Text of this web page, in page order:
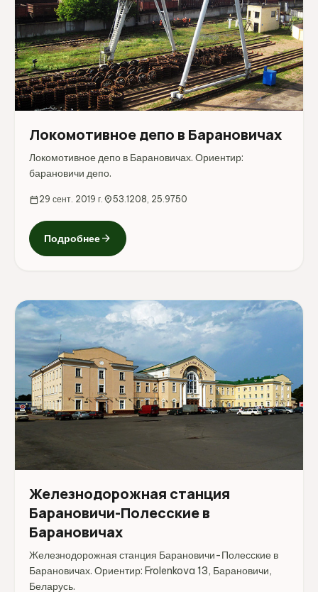
Локомотивное депо в Барановичах
Локомотивное депо в Барановичах. Ориентир:
барановичи депо.
calendar_today 29 сент. 2019 г. location_on53.1208, 25.9750
Подробнееarrow_forward
Железнодорожная станция
Барановичи-Полесские в
Барановичах
Железнодорожная станция Барановичи-Полесские в
Барановичах. Ориентир: Frolenkova 13, Барановичи,
Беларусь.